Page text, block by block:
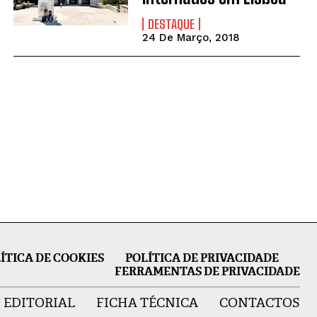
DESTAQUE
24 De Março, 2018
DE COOKIES
POLÍTICA DE PRIVACIDADE
FERRAMENTAS DE PRIVACIDADE
EDITORIAL FICHA TÉCNICA CONTACTOS